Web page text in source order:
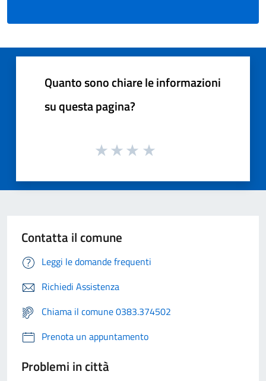
Quanto sono chiare le informazioni
su questa pagina?
Contatta il comune
Leggi le domande frequenti
Richiedi Assistenza
Chiama il comune 0383.374502
Prenota un appuntamento
Problemi in città